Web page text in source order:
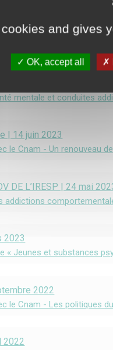
| 07 février 2024
mentale et conduites
| 14 juin 2023
le Cnam - Un renouveau
DE L’IRESP | 24 mai
addictions
2023
« Jeunes et substances
2022
le Cnam - Les politiques
2022
and gives
OK, accept all